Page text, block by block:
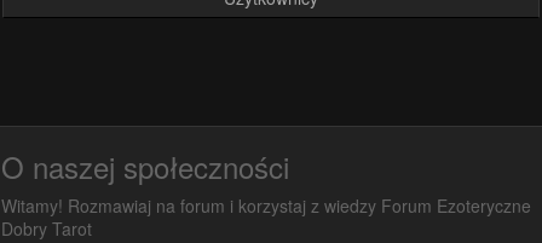
O naszej społeczności
Witamy! Rozmawiaj na forum i korzystaj z wiedzy Forum Ezoteryczne
Dobry Tarot